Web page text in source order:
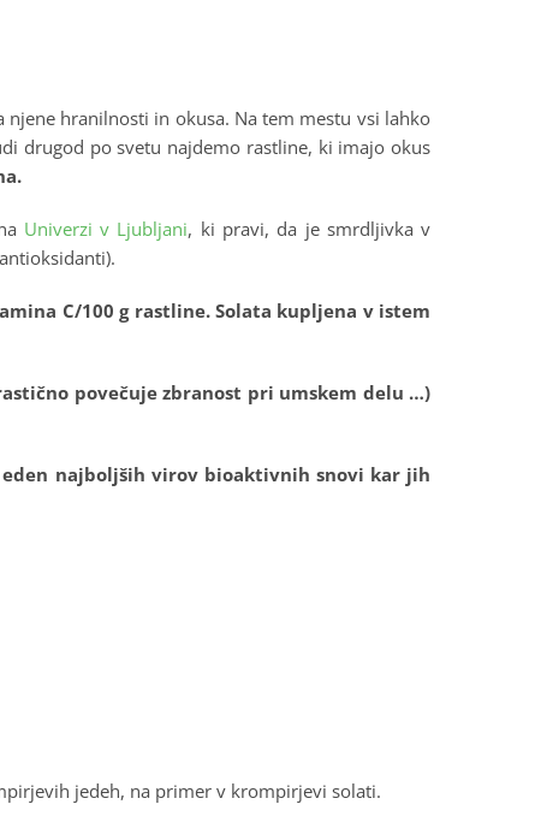
hranilnosti in okusa. Na tem mestu vsi lahko
drugod po svetu najdemo rastline, ki imajo okus
Univerzi v Ljubljani, ki pravi, da je smrdljivka v
C/100 g rastline. Solata kupljena v istem
povečuje zbranost pri umskem delu …)
najboljših virov bioaktivnih snovi kar jih
jedeh, na primer v krompirjevi solati.